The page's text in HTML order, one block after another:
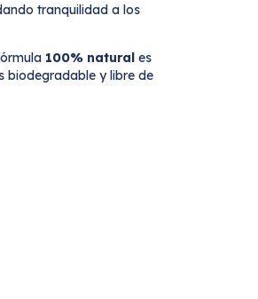
tranquilidad a los
100% natural es
biodegradable y libre de